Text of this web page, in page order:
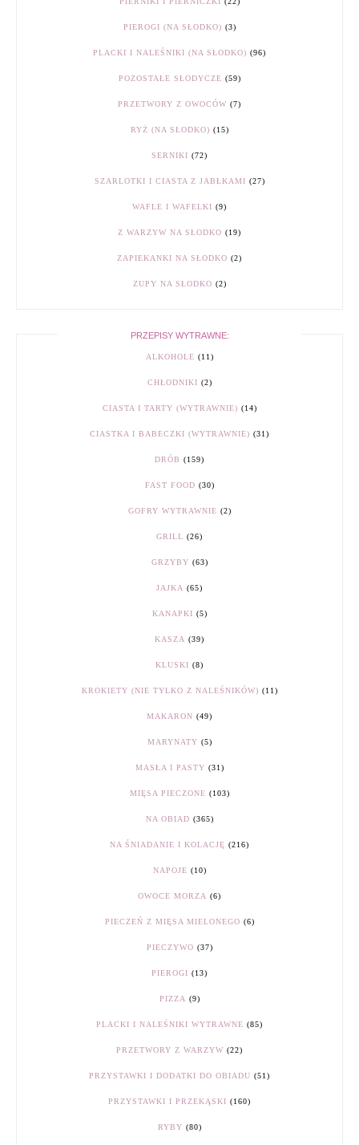
PIEROGI (NA SŁODKO) (3)
PLACKI I NALEŚNIKI (NA SŁODKO) (96)
POZOSTAŁE SŁODYCZE (59)
PRZETWORY Z OWOCÓW (7)
RYŻ (NA SŁODKO) (15)
SERNIKI (72)
SZARLOTKI I CIASTA Z JABŁKAMI (27)
WAFLE I WAFELKI (9)
Z WARZYW NA SŁODKO (19)
ZAPIEKANKI NA SŁODKO (2)
ZUPY NA SŁODKO (2)
PRZEPISY WYTRAWNE:
ALKOHOLE (11)
CHŁODNIKI (2)
CIASTA I TARTY (WYTRAWNIE) (14)
CIASTKA I BABECZKI (WYTRAWNIE) (31)
DRÓB (159)
FAST FOOD (30)
GOFRY WYTRAWNIE (2)
GRILL (26)
GRZYBY (63)
JAJKA (65)
KANAPKI (5)
KASZA (39)
KLUSKI (8)
KROKIETY (NIE TYLKO Z NALEŚNIKÓW) (11)
MAKARON (49)
MARYNATY (5)
MASŁA I PASTY (31)
MIĘSA PIECZONE (103)
NA OBIAD (365)
NA ŚNIADANIE I KOLACJĘ (216)
NAPOJE (10)
OWOCE MORZA (6)
PIECZEŃ Z MIĘSA MIELONEGO (6)
PIECZYWO (37)
PIEROGI (13)
PIZZA (9)
PLACKI I NALEŚNIKI WYTRAWNE (85)
PRZETWORY Z WARZYW (22)
PRZYSTAWKI I DODATKI DO OBIADU (51)
PRZYSTAWKI I PRZEKĄSKI (160)
RYBY (80)